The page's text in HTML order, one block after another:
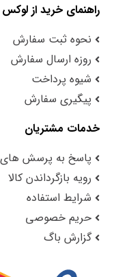
راهنمای خرید از
نحوه ثبت سفارش
روزه ارسال سفارش
شیوه پرداخت
پیگیری سفارش
خدمات مشتریان
پاسخ به پرسش های
رویه بازگرداندن کالا
شرایط استفاده
حریم خصوصی
گزارش باگ